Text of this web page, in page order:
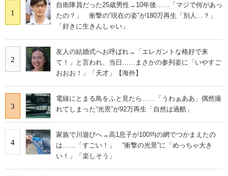
1
自衛隊員だった25歳男性→10年後……「マジで何があっ
たの？」 衝撃の“現在の姿”が180万再生「別人…？」
「好きに生きんしゃい」
2
友人の結婚式へお呼ばれ→「エレガントな格好で来
て！」と言われ、当日……まさかの参列姿に「いやすご
おおお！」「天才」【海外】
3
電線にとまる鳥をふと見たら……「うわぁああ」偶然撮
れてしまった“光景”が92万再生「自然は過酷」
4
家族で川遊びへ→高1息子が100均の網でつかまえたの
は……「すごい！」 “衝撃の光景”に「めっちゃ大き
い！」「楽しそう」